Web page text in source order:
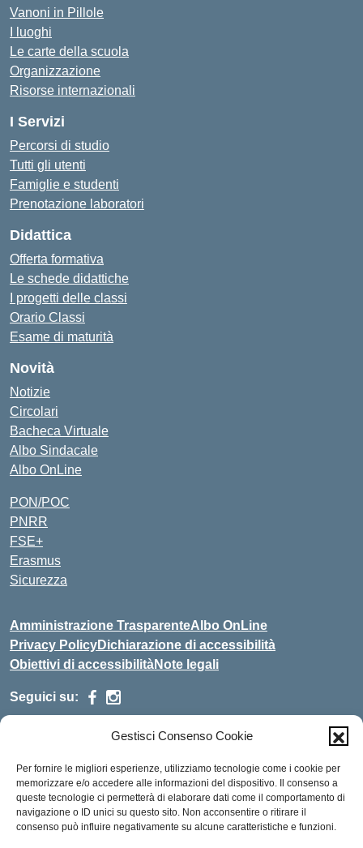
Gestisci Consenso Cookie
Per fornire le migliori esperienze, utilizziamo tecnologie come i cookie per
memorizzare e/o accedere alle informazioni del dispositivo. Il consenso a
queste tecnologie ci permetterà di elaborare dati come il comportamento di
navigazione o ID unici su questo sito. Non acconsentire o ritirare il
consenso può influire negativamente su alcune caratteristiche e funzioni.
Vanoni in Pillole
I luoghi
Le carte della scuola
Organizzazione
Risorse internazionali
I Servizi
Percorsi di studio
Tutti gli utenti
Famiglie e studenti
Prenotazione laboratori
Didattica
Offerta formativa
Le schede didattiche
I progetti delle classi
Orario Classi
Esame di maturità
Novità
Notizie
Circolari
Bacheca Virtuale
Albo Sindacale
Albo OnLine
PON/POC
PNRR
FSE+
Erasmus
Sicurezza
Amministrazione TrasparenteAlbo OnLine
Privacy PolicyDichiarazione di accessibilità
Obiettivi di accessibilitàNote legali
Seguici su:
Centralino:+39 0344.32.539 Email:cois00100g@istruzione.it
Posta elettronica certificata (PEC):cois00100g@pec.istruzione.it
Codice fiscale: 84004690131
Codice meccanografico:COIS00100G